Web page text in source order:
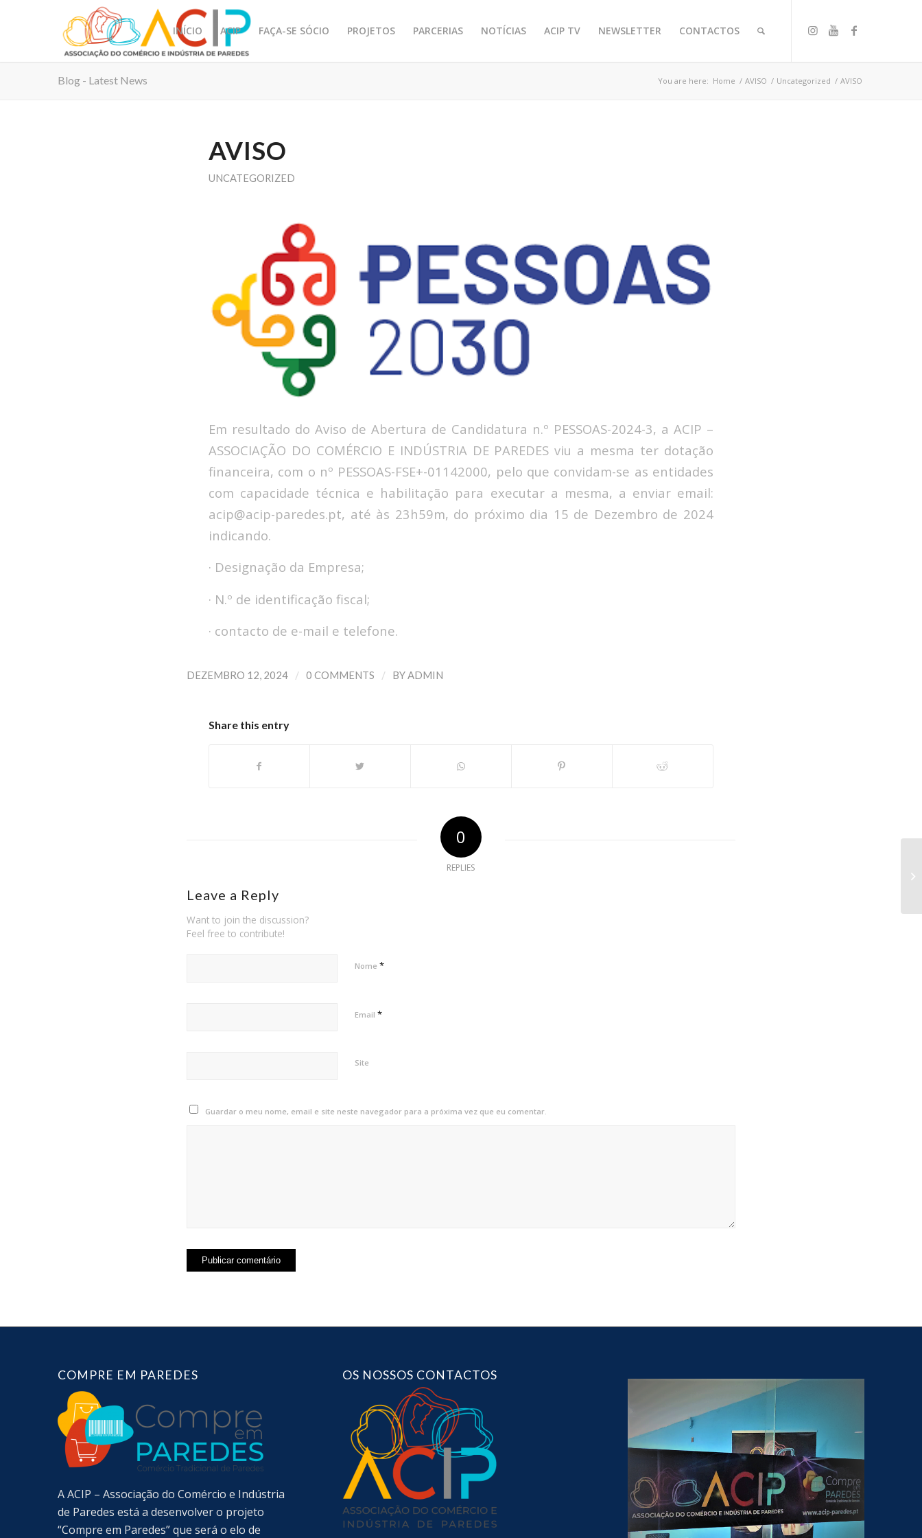
INÍCIO ACIP FAÇA-SE SÓCIO PROJETOS PARCERIAS NOTÍCIAS ACIP TV NEWSLETTER CONTACTOS
Blog - Latest News You are here: Home / AVISO / Uncategorized / AVISO
AVISO
UNCATEGORIZED
Em resultado do Aviso de Abertura de Candidatura n.º PESSOAS-2024-3, a ACIP –
ASSOCIAÇÃO DO COMÉRCIO E INDÚSTRIA DE PAREDES viu a mesma ter dotação
financeira, com o nº PESSOAS-FSE+-01142000, pelo que convidam-se as entidades
com capacidade técnica e habilitação para executar a mesma, a enviar email:
acip@acip-paredes.pt, até às 23h59m, do próximo dia 15 de Dezembro de 2024
indicando.
· Designação da Empresa;
· N.º de identificação fiscal;
· contacto de e-mail e telefone.
DEZEMBRO 12, 2024 / 0 COMMENTS / BYADMIN
Share this entry
0
REPLIES
Leave a Reply
Want to join the discussion?
Feel free to contribute!
Nome *
Email *
Site
Guardar o meu nome, email e site neste navegador para a próxima vez que eu comentar.
COMPRE EM PAREDES
A ACIP – Associação do Comércio e Indústria
de Paredes está a desenvolver o projeto
“Compre em Paredes” que será o elo de
OS NOSSOS CONTACTOS